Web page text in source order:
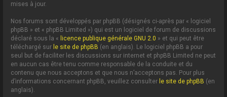
mises à jour.
Nos forums sont développés par phpBB (désignés ci-après par « logiciel
phpBB » et « phpBB Limited ») qui est un logiciel de forum de discussions
déclaré sous la « licence publique générale GNU 2.0 » et qui peut être
téléchargé sur le site de phpBB (en anglais). Le logiciel phpBB a pour
seul but de faciliter les discussions sur internet et phpBB Limited ne peut
en aucun cas être tenu comme responsable de la conduite et du
contenu que nous acceptons et que nous n’acceptons pas. Pour plus
d’informations concernant phpBB, veuillez consulter le site de phpBB (en
anglais).